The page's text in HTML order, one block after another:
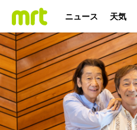
ニュース 天気